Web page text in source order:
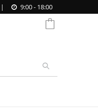
| 9:00 - 18:00